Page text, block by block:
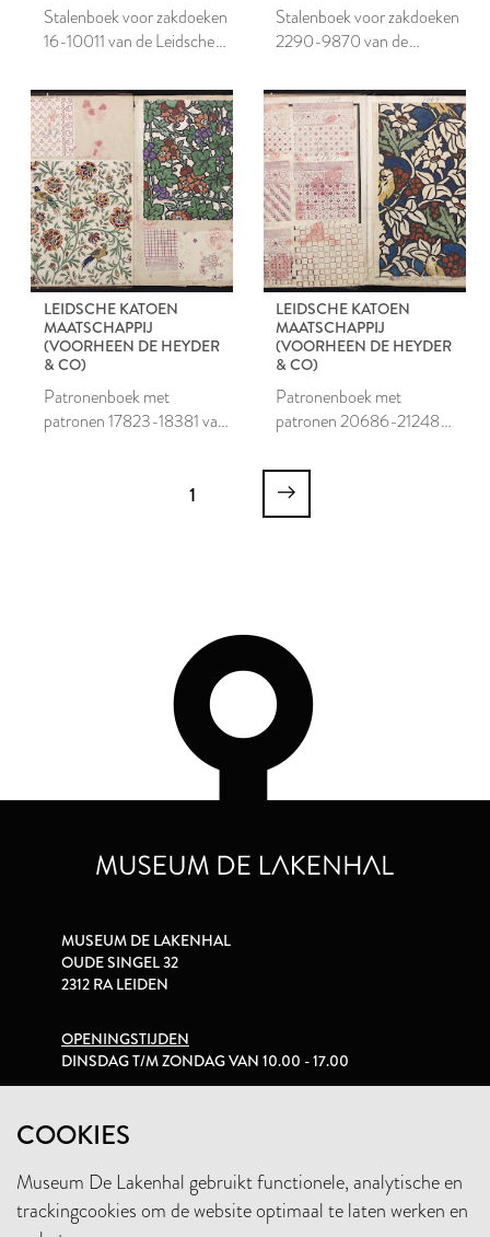
Stalenboek voor zakdoeken
16-10011 van de Leidsche
Stalenboek voor zakdoeken
2290-9870 van de
Maatschappij
LEIDSCHE KATOEN
MAATSCHAPPIJ
(VOORHEEN DE HEYDER
& CO)
Patronenboek met
patronen 17823-18381 van
LEIDSCHE KATOEN
MAATSCHAPPIJ
(VOORHEEN DE HEYDER
& CO)
Patronenboek met
patronen 20686-21248
Maatschappij
1
COOKIES
Museum De Lakenhal gebruikt functionele, analytische en
trackingcookies om de website optimaal te laten werken en
MUSEUM DE LAKENHAL
OUDE SINGEL 32
2312 RA LEIDEN
OPENINGSTIJDEN
DINSDAG T/M ZONDAG VAN 10.00 - 17.00
+31 (0)71 5165360
INFO@LAKENHAL.NL